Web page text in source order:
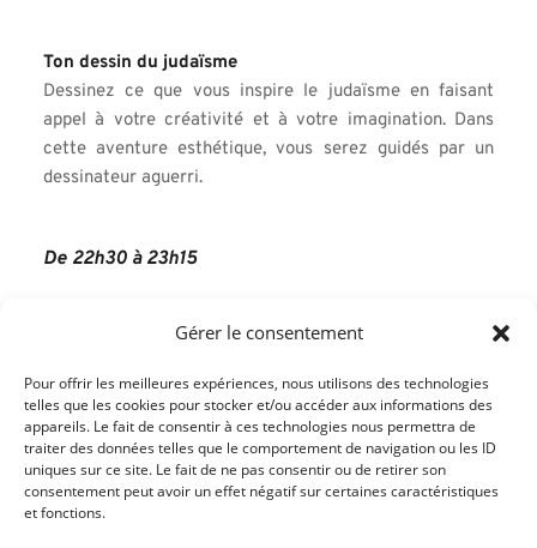
Gérer le consentement
Pour offrir les meilleures expériences, nous utilisons des technologies
telles que les cookies pour stocker et/ou accéder aux informations des
appareils. Le fait de consentir à ces technologies nous permettra de
traiter des données telles que le comportement de navigation ou les ID
uniques sur ce site. Le fait de ne pas consentir ou de retirer son
consentement peut avoir un effet négatif sur certaines caractéristiques
et fonctions.
Ton dessin du judaïsme
Dessinez ce que vous inspire le judaïsme en faisant
appel à votre créativité et à votre imagination. Dans
dessinateur aguerri.
De 22h30 à 23h15
passages de la Torah en vous essayant aux
commentaires talmudiques (analyse des passages de la
Torah) avec le rabbi Etienne Kerber et des jeunes de la
communauté.